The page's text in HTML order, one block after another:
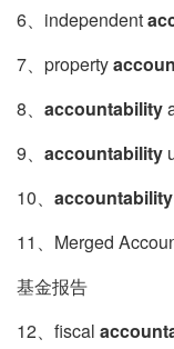
6、independent
7、property
8、 accountability
9、 accountability
10、 accountability
11、Merged
基金报告
12、fiscal